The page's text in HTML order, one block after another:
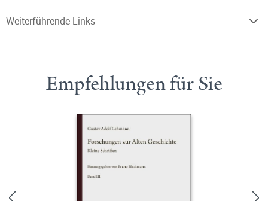
Weiterführende Links
Empfehlungen für Sie